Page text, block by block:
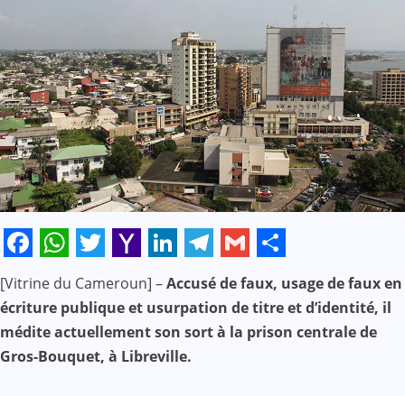
Facebook
WhatsApp
Twitter
Yahoo
Mail
LinkedIn
Telegram
Gmail
Share
[Vitrine du Cameroun] –Accusé de faux, usage de faux en
écriture publique et usurpation de titre et d’identité, il
médite actuellement son sort à la prison centrale de
Gros-Bouquet, à Libreville.